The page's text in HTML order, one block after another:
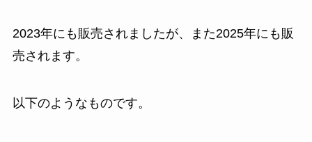
2023年にも販売されましたが、また2025年にも販
売されます。
以下のようなものです。